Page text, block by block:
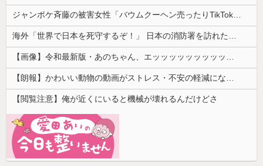
ジャンポケ斉藤の被害女性「バウムクーヘン売ったりTikTokライブしててムカついたから示談しなかった」
海外「世界で日本を死守するぞ！」 日本の消防署を訪れたちびっ子集団が世界をメロメロに
【画像】令和最新版・あのちゃん、エッッッッッッッッッッ！
【朗報】かわいい動物の動画がストレス・不安の軽減になる可能性。英大学の研究で実証
【閲覧注意】俺が近くにいると機械が壊れるんだけどさ